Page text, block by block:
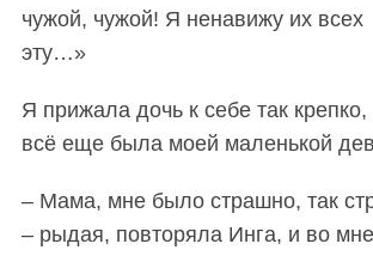
чужой, чужой! Я ненавижу их
эту…»
Я прижала дочь к себе так крепко,
всё еще была моей маленькой
– Мама, мне было страшно, так
– рыдая, повторяла Инга, и во